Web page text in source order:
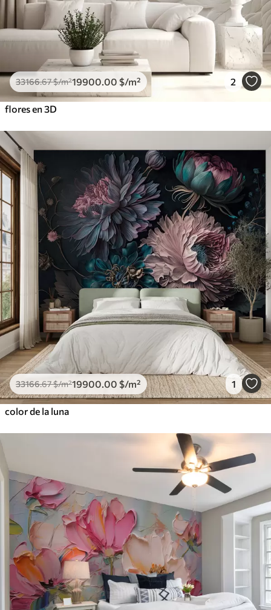
33166.67$/m²19900 .00 $/m² 2
flores en 3D
33166.67$/m²19900 .00 $/m² 1
color de la luna